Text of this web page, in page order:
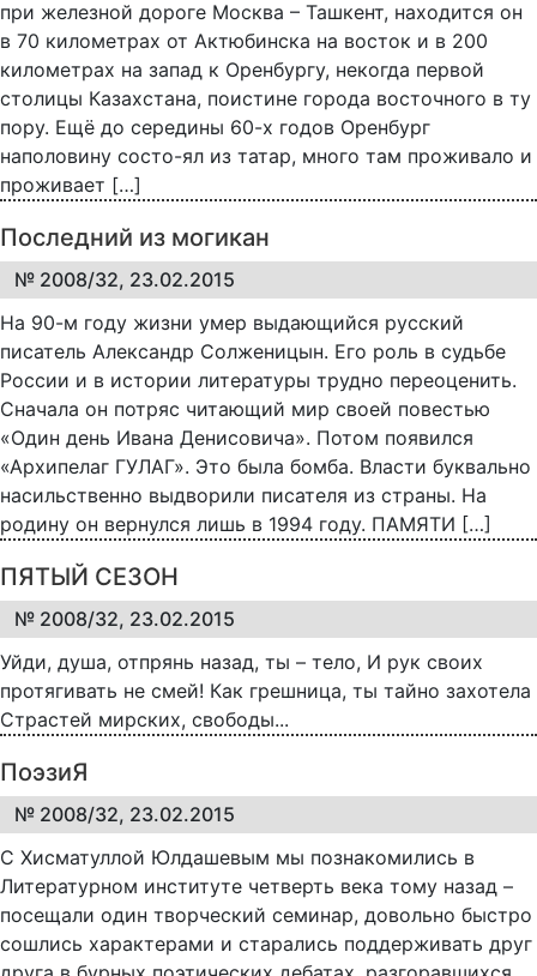
при железной дороге Москва – Ташкент, находится он
в 70 километрах от Актюбинска на восток и в 200
километрах на запад к Оренбургу, некогда первой
столицы Казахстана, поистине города восточного в ту
пору. Ещё до середины 60-х годов Оренбург
наполовину состо-ял из татар, много там проживало и
проживает […]
Последний из могикан
№ 2008/32, 23.02.2015
На 90-м году жизни умер выдающийся русский
писатель Александр Солженицын. Его роль в судьбе
России и в истории литературы трудно переоценить.
Сначала он потряс читающий мир своей повестью
«Один день Ивана Денисовича». Потом появился
«Архипелаг ГУЛАГ». Это была бомба. Власти буквально
насильственно выдворили писателя из страны. На
родину он вернулся лишь в 1994 году. ПАМЯТИ […]
ПЯТЫЙ СЕЗОН
№ 2008/32, 23.02.2015
Уйди, душа, отпрянь назад, ты – тело, И рук своих
протягивать не смей! Как грешница, ты тайно захотела
Страстей мирских, свободы...
ПоэзиЯ
№ 2008/32, 23.02.2015
С Хисматуллой Юлдашевым мы познакомились в
Литературном институте четверть века тому назад –
посещали один творческий семинар, довольно быстро
сошлись характерами и старались поддерживать друг